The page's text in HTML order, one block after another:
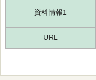
資料情報1
URL